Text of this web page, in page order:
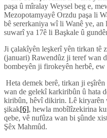
paşa û mîralay Weysel beg e,
Mezopotamyayê Orzdu paşa li
bê sererkaniya wî li Wanê ye,
suwarî ya 17ê li Başkale û
Ji çalakîyên leşkerî yên tirkan tê
(januari) Rawendûz ji teref wan
bombeyên ji firokeyên herbê,
Heta demek berê, tirkan ji
wan de gelekî karkiribûn û hata
kiribûn, hêvî dikirin. Lê kiryarên
şikak[6], hewla mobîlîzekirina
qebe, vê nufûza wan bi şûnde
Şêx Mahmûd.